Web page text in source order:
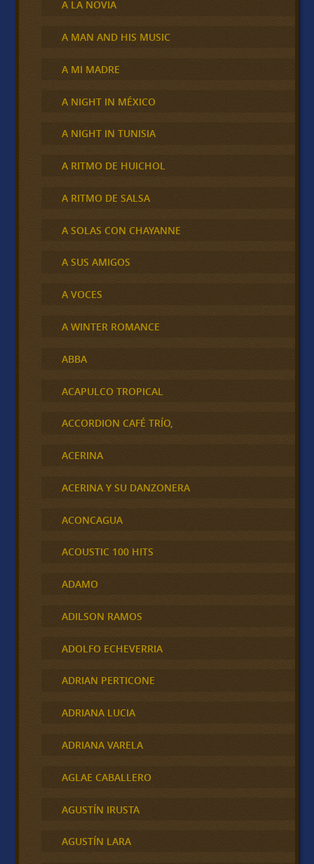
A LA NOVIA
A MAN AND HIS MUSIC
A MI MADRE
A NIGHT IN MÉXICO
A NIGHT IN TUNISIA
A RITMO DE HUICHOL
A RITMO DE SALSA
A SOLAS CON CHAYANNE
A SUS AMIGOS
A VOCES
A WINTER ROMANCE
ABBA
ACAPULCO TROPICAL
ACCORDION CAFÉ TRÍO,
ACERINA
ACERINA Y SU DANZONERA
ACONCAGUA
ACOUSTIC 100 HITS
ADAMO
ADILSON RAMOS
ADOLFO ECHEVERRIA
ADRIAN PERTICONE
ADRIANA LUCIA
ADRIANA VARELA
AGLAE CABALLERO
AGUSTÍN IRUSTA
AGUSTÍN LARA